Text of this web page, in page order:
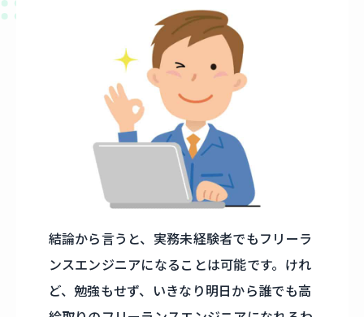
結論から言うと、実務未経験者でもフリーラ
ンスエンジニアになることは可能です。けれ
ど、勉強もせず、いきなり明日から誰でも高